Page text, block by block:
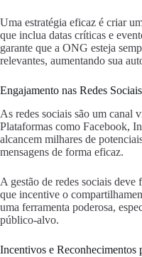
Uma estratégia eficaz é criar
que inclua datas críticas e
garante que a ONG esteja
relevantes, aumentando sua
Engajamento nas Redes Sociais
As redes sociais são um canal
Plataformas como Facebook,
alcancem milhares de
mensagens de forma eficaz.
A gestão de redes sociais
que incentive o
uma ferramenta poderosa,
público-alvo.
Incentivos e Reconhecimentos